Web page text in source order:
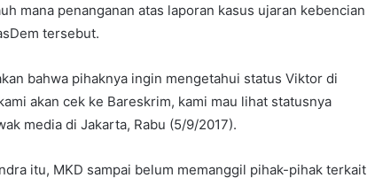
mana penanganan atas laporan kasus ujaran kebencian
tersebut.
bahwa pihaknya ingin mengetahui status Viktor di
akan cek ke Bareskrim, kami mau lihat statusnya
media di Jakarta, Rabu (5/9/2017).
itu, MKD sampai belum memanggil pihak-pihak terkait